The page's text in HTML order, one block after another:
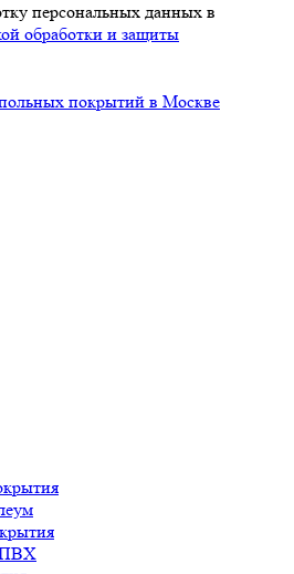
персональных данных в
обработки и защиты
ПВХ